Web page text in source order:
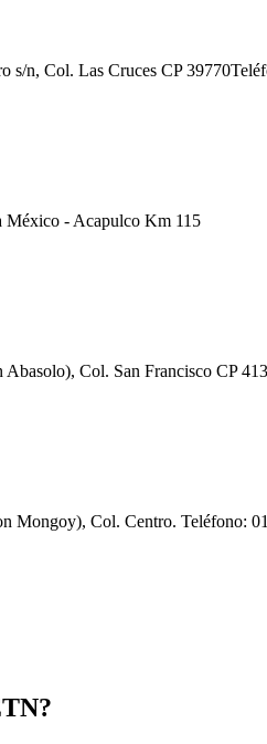
s/n, Col. Las Cruces CP
México - Acapulco Km 115
Col. San Francisco CP
Mongoy), Col. Centro. Teléfono: